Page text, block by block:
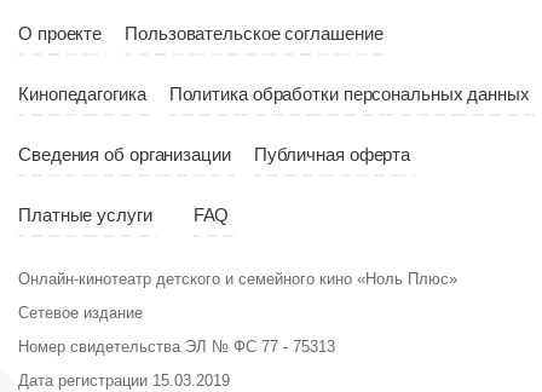
О проекте Пользовательское соглашение
Кинопедагогика Политика обработки персональных данных
Сведения об организации Публичная оферта
Платные услуги FAQ
Онлайн-кинотеатр детского и семейного кино «Ноль Плюс»
Сетевое издание
Номер свидетельства ЭЛ № ФС 77 - 75313
Дата регистрации 15.03.2019